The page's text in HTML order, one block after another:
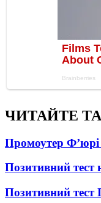
ЧИТАЙТЕ
Промоутер
Позитивний тест
Позитивний тест